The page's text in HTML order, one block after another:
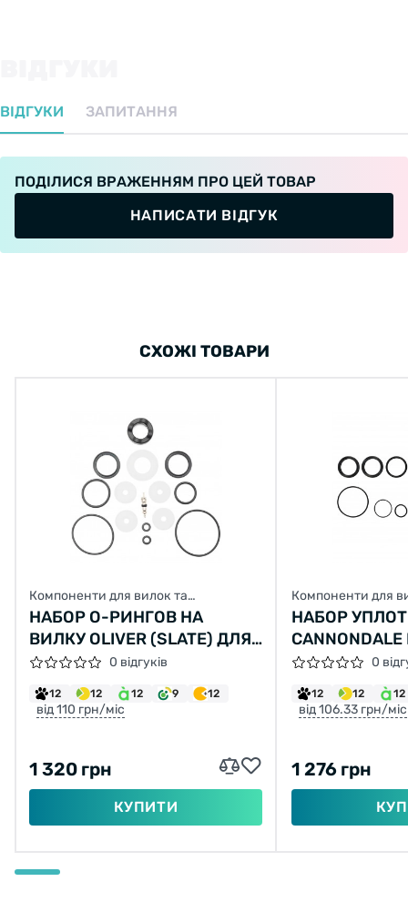
ВІДГУКИ ЗАПИТАННЯ
ПОДІЛИСЯ ВРАЖЕННЯМ ПРО ЦЕЙ ТОВАР
НАПИСАТИ ВІДГУК
СХОЖІ ТОВАРИ
Компоненти для вилок та
амортизаторів
НАБОР О-РИНГОВ НА
ВИЛКУ OLIVER (SLATE) ДЛЯ
100 ЧАСОВОГО СЕРВИСА
KH203/
0 відгуків
12 12 12 9 12
від 110 грн/міс
1 320 грн
КУПИТИ
Компоненти для
амортизаторів
НАБОР
ALL-OVER
SEALS SEAL
0
12 12 12
від 106.33 грн/міс
1 276 грн